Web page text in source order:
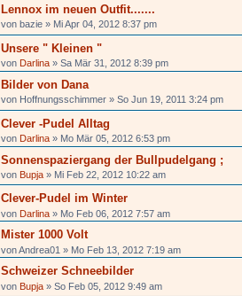
Lennox im neuen Outfit.......
von bazie » Mi Apr 04, 2012 8:37 pm
Unsere " Kleinen "
von Darlina » Sa Mär 31, 2012 8:39 pm
Bilder von Dana
von Hoffnungsschimmer » So Jun 19, 2011 3:24 pm
Clever -Pudel Alltag
von Darlina » Mo Mär 05, 2012 6:53 pm
Sonnenspaziergang der Bullpudelgang ;
von Bupja » Mi Feb 22, 2012 10:22 am
Clever-Pudel im Winter
von Darlina » Mo Feb 06, 2012 7:57 am
Mister 1000 Volt
vonAndrea01 » Mo Feb 13, 2012 7:19 am
Schweizer Schneebilder
von Bupja » So Feb 05, 2012 9:49 am